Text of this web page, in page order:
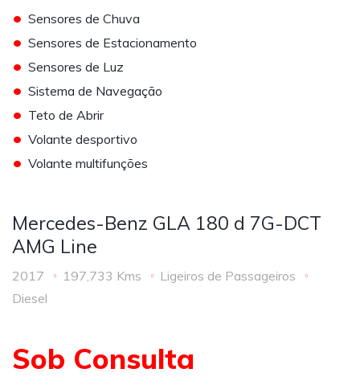
• Sensores de Chuva
• Sensores de Estacionamento
• Sensores de Luz
• Sistema de Navegação
• Teto de Abrir
• Volante desportivo
• Volante multifunções
Mercedes-Benz GLA 180 d 7G-DCT
AMG Line
2017 197,733 Kms
Ligeiros de Passageiros
Diesel
Sob Consulta